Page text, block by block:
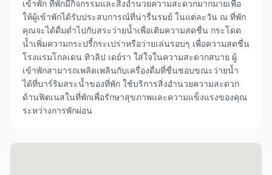
เข้าพัก ที่พักมีกิจกรรมและสิ่งอำนวยความสะดวกมากมายเพื่อ
ให้ผู้เข้าพักได้รับประสบการณ์ที่น่ารื่นรมย์ ในแต่ละวัน ณ ที่พัก
คุณจะได้ดื่มด่ำไปกับสระว่ายน้ำเพื่อเติมความสดชื่น กระโดด
น้ำเพิ่มความกระปรี้กระเปร่าหรือว่ายเล่นรอบๆ เพื่อความสดชื่น
โรงแรมโกลเดน ทิวลิป เดย์รา ใส่ใจในความสะดวกสบาย ผู้
เข้าพักสามารถเพลิดเพลินกับเครื่องดื่มที่ชื่นชอบขณะว่ายน้ำ
ได้ที่บาร์ริมสระน้ำของที่พัก ใช้บริการสิ่งอำนวยความสะดวก
ด้านฟิตเนสในที่พักเพื่อรักษาสุขภาพและความแข็งแรงของคุณ
ระหว่างการพักผ่อน